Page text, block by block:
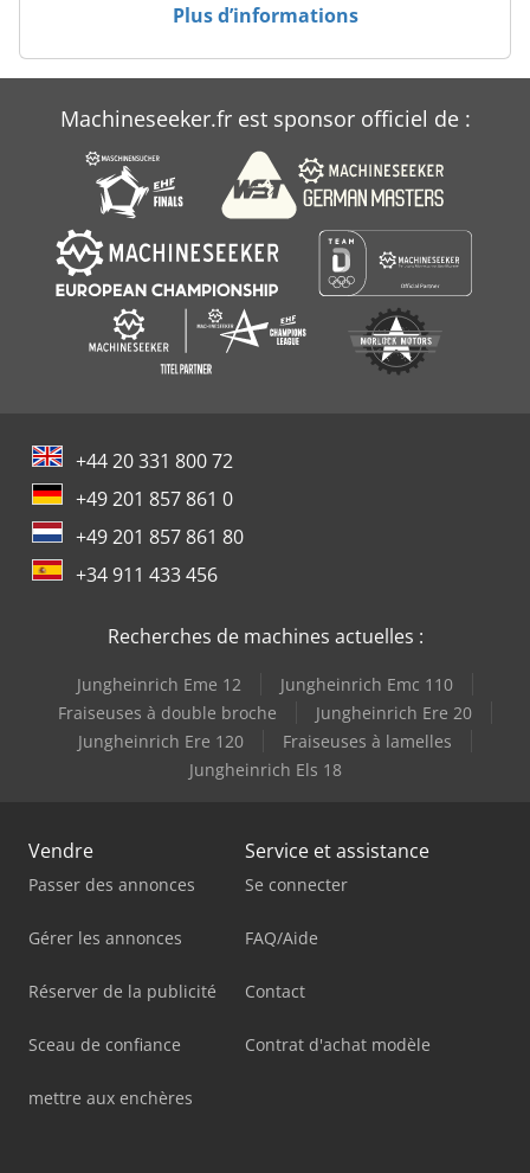
Rouleaux De LaminagePlus d’informations
Machineseeker.fr est sponsor officiel de :
+44 20 331 800 72
+49 201 857 861 0
+49 201 857 861 80
+34 911 433 456
Recherches de machines actuelles :
Jungheinrich Eme 12
Jungheinrich Emc 110
Fraiseuses à double broche
Jungheinrich Ere 20
Jungheinrich Ere 120
Fraiseuses à lamelles
Jungheinrich Els 18
Vendre
Passer des annonces
Gérer les annonces
Réserver de la publicité
Sceau de confiance
mettre aux enchères
Service et assistance
Se connecter
FAQ/Aide
Contact
Contrat d'achat modèle